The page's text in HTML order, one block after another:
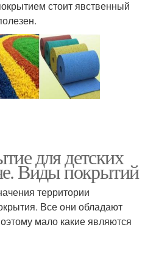
стоит явственный
для детских
Виды покрытий
территории
Все они обладают
мало какие являются